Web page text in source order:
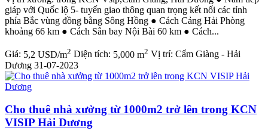
giáp với Quốc lộ 5- tuyến giao thông quan trọng kết nối các tỉnh
phía Bắc vùng đồng bằng Sông Hồng ● Cách Cảng Hải Phòng
khoảng 66 km ● Cách Sân bay Nội Bài 60 km ● Cách...
Giá: 5,2 USD/m2 Diện tích: 5,000 m2 Vị trí: Cẩm Giàng - Hải
Dương 31-07-2023
Cho thuê nhà xưởng từ 1000m2 trở lên trong KCN
VISIP Hải Dương